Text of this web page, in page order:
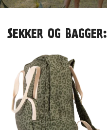
SEKKER OG BAGGER: